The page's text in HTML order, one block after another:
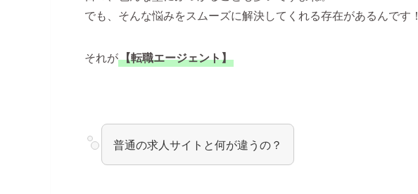
でも、そんな悩みをスムーズに解決してくれる存在があるんです！
それが【転職エージェント】
普通の求人サイトと何が違うの？